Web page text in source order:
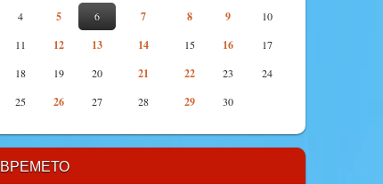
4
5 6 7 8 9
10
11
12 13 14 15 16
17
18
19 20 21 22 23
24
25
26 27 28 29 30
ВРЕМЕТО